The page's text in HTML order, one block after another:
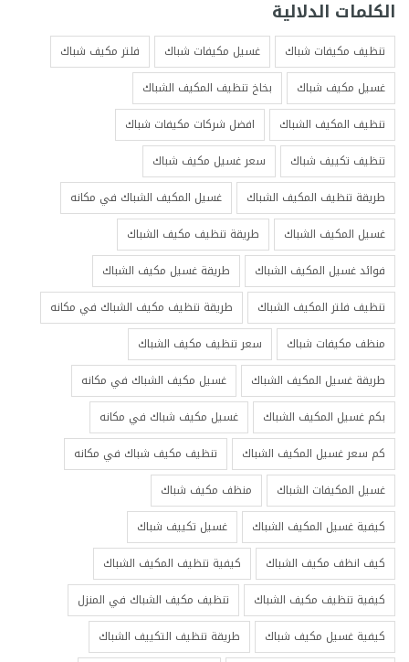
الكلمات الدلالية
تنظيف مكيفات شباك غسيل مكيفات شباك
فلتر مكيف شباك
غسيل مكيف شباك
بخاخ تنظيف المكيف الشباك
تنظيف المكيف الشباك
افضل شركات مكيفات شباك
تنظيف تكييف شباك
سعر غسيل مكيف شباك
طريقة تنظيف المكيف الشباك
غسيل المكيف الشباك في مكانه
غسيل المكيف الشباك
طريقة تنظيف مكيف الشباك
فوائد غسيل المكيف الشباك
طريقة غسيل مكيف الشباك
تنظيف فلتر المكيف الشباك
طريقة تنظيف مكيف الشباك في مكانه
منظف مكيفات شباك
سعر تنظيف مكيف الشباك
طريقة غسيل المكيف الشباك
غسيل مكيف الشباك في مكانه
بكم غسيل المكيف الشباك
غسيل مكيف شباك في مكانه
كم سعر غسيل المكيف الشباك
تنظيف مكيف شباك في مكانه
غسيل المكيفات الشباك
منظف مكيف شباك
كيفية غسيل المكيف الشباك
غسيل تكييف شباك
كيف انظف مكيف الشباك
كيفية تنظيف المكيف الشباك
كيفية تنظيف مكيف الشباك
تنظيف مكيف الشباك في المنزل
كيفية غسيل مكيف شباك
طريقة تنظيف التكييف الشباك